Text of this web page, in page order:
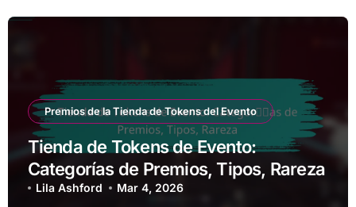
Premios de la Tienda de Tokens del Evento
Tienda de Tokens de Evento:
Categorías de Premios, Tipos, Rareza
Lila Ashford Mar 4, 2026